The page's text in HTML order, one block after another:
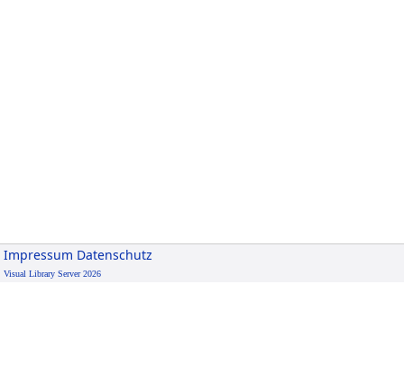
Impressum Datenschutz
Visual Library Server 2026